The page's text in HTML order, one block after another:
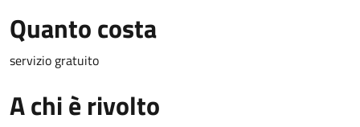
Quanto costa
servizio gratuito
A chi è rivolto